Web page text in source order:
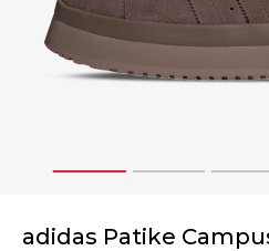
1 2 3
adidas Patike